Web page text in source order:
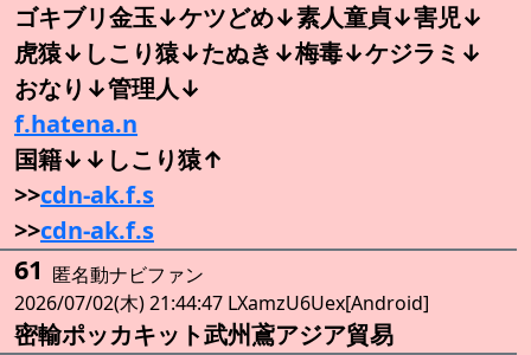
ゴキブリ金玉↓ケツどめ↓素人童貞↓害児↓
虎猿↓しこり猿↓たぬき↓梅毒↓ケジラミ↓
おなり↓管理人↓
f.hatena.n
国籍↓↓しこり猿↑
>>cdn-ak.f.s
>>cdn-ak.f.s
61 匿名動ナビファン
2026/07/02(木) 21:44:47 LXamzU6Uex[Android]
密輸ポッカキット武州鳶アジア貿易